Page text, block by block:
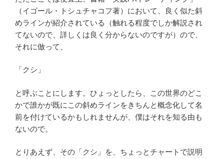
（イゴール・トシュチャコフ著）において、良く似た斜
めラインが紹介されている（触れる程度でしか解説され
てないので、詳しくは良く分からないのですが）ので、
それに倣って、
「クシ」
と呼ぶことにします。ひょっとしたら、この世界のどこ
かで誰かが既にこの斜めラインをきちんと概念化して名
前を付けているかもしれませんが、僕はそれを知る由も
ないので。
とりあえず、その「クシ」を、ちょっとチャートで説明